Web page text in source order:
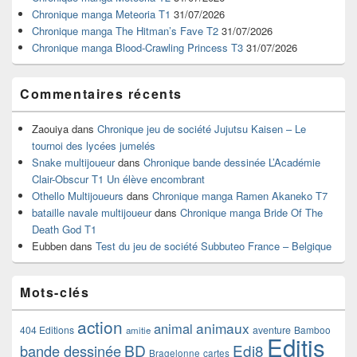
barre
latérale
Chronique manga Meteoria T1 31/07/2026
Chronique manga The Hitman’s Fave T2 31/07/2026
Chronique manga Blood-Crawling Princess T3 31/07/2026
Commentaires récents
Zaouiya dans Chronique jeu de société Jujutsu Kaisen – Le
tournoi des lycées jumelés
Snake multijoueurdans Chronique bande dessinée L’Académie
Clair-Obscur T1 Un élève encombrant
Othello Multijoueurs dans Chronique manga Ramen Akaneko T7
bataille navale multijoueurdans Chronique manga Bride Of The
Death God T1
Eubben dans Test du jeu de société Subbuteo France – Belgique
Mots-clés
404 Editions action amitie animal animaux aventure Bamboo
bande dessinéeBD Bragelonne cartes Edi8 Editis